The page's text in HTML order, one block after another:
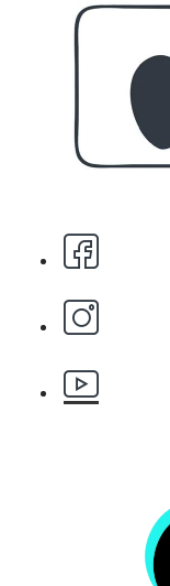
За поръчка над